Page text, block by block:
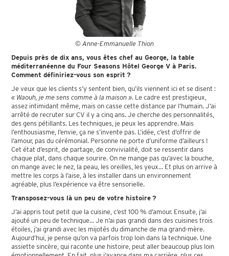
© Anne-Emmanuelle Thion
Depuis près de dix ans, vous êtes chef au George, la table
méditerranéenne du Four Seasons Hôtel George V à Paris.
Comment définiriez-vous son esprit ?
Je veux que les clients s’y sentent bien, qu’ils viennent ici et se disent :
« Waouh, je me sens comme à la maison ». Le cadre est prestigieux,
assez intimidant même, mais on casse cette distance par l’humain. J’ai
arrêté de recruter sur CV il y a cinq ans. Je cherche des personnalités,
des gens pétillants. Les techniques, je peux les apprendre. Mais
l’enthousiasme, l’envie, ça ne s’invente pas. L’idée, c’est d’offrir de
l’amour, pas du cérémonial. Personne ne porte d’uniforme d’ailleurs !
Cet état d’esprit, de partage, de convivialité, doit se ressentir dans
chaque plat, dans chaque sourire. On ne mange pas qu’avec la bouche,
on mange avec le nez, la peau, les oreilles, les yeux… Et plus on arrive à
mettre les corps à l’aise, à les installer dans un environnement
agréable, plus l’expérience va être sensorielle.
Transposez-vous là un peu de votre histoire ?
J’ai appris tout petit que la cuisine, c’est 100 % d’amour. Ensuite, j’ai
ajouté un peu de technique... Je n’ai pas grandi dans des cuisines trois
étoiles, j’ai grandi avec les mijotés du dimanche de ma grand-mère.
Aujourd’hui, je pense qu’on va parfois trop loin dans la technique. Une
assiette sincère, qui raconte une histoire, peut aller beaucoup plus loin